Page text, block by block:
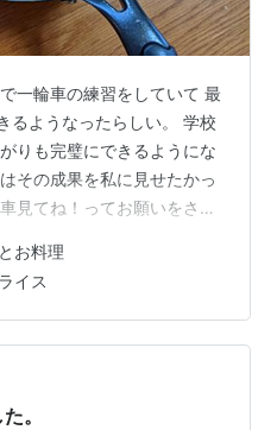
一輪車の練習をしていて 最
るようなったらしい。 学校
りも完璧にできるようにな
その成果を私に見せたかっ
見てね！ってお願いをされ
ない。 朝起きるなり、お母
で いやいや、もうちょっ
る娘の気持ちをなだめつつ
ゃん。 無理じゃん。 娘に
無理じゃない？と 言う
お料理
イス
。